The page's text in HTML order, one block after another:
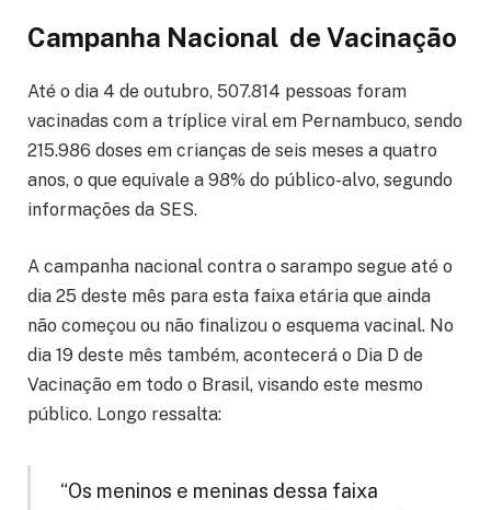
Campanha Nacional de Vacinação
Até o dia 4 de outubro, 507.814 pessoas foram
vacinadas com a tríplice viral em Pernambuco, sendo
215.986 doses em crianças de seis meses a quatro
anos, o que equivale a 98% do público-alvo, segundo
informações da SES.
A campanha nacional contra o sarampo segue até o
dia 25 deste mês para esta faixa etária que ainda
não começou ou não finalizou o esquema vacinal. No
dia 19 deste mês também, acontecerá o Dia D de
Vacinação em todo o Brasil, visando este mesmo
público. Longo ressalta:
“Os meninos e meninas dessa faixa